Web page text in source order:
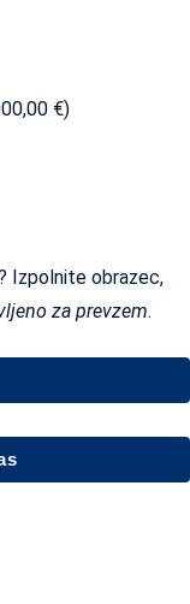
€)
Izpolnite obrazec,
za prevzem.